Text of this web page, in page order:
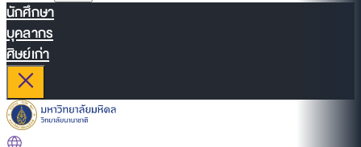
นักศึกษา
บุคลากร
ศิษย์เก่า